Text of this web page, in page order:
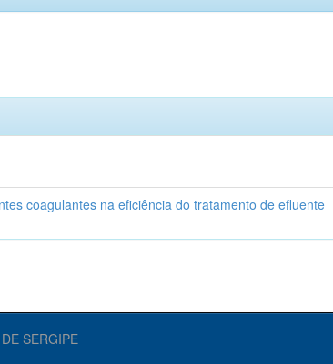
coagulantes na eficiência do tratamento de efluente
SERGIPE